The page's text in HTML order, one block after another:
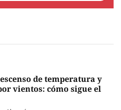
de temperatura y
vientos: cómo sigue el